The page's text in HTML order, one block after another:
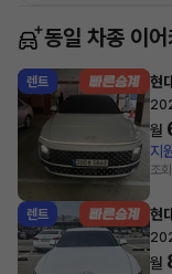
동일 차종 이
렌트 현
월
지
조
렌트 현
월